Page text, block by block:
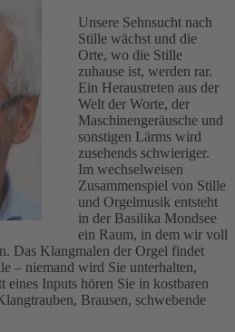
Unsere Sehnsucht nach
Stille wächst und die
Orte, wo die Stille
zuhause ist, werden rar.
Ein Heraustreten aus der
Welt der Worte, der
Maschinengeräusche und
sonstigen Lärms wird
zusehends schwieriger.
Im wechselweisen
Zusammenspiel von Stille
und Orgelmusik entsteht
in der Basilika Mondsee
ein Raum, in dem wir voll
Das Klangmalen der Orgel findet
– niemand wird Sie unterhalten,
eines Inputs hören Sie in kostbaren
Brausen, schwebende